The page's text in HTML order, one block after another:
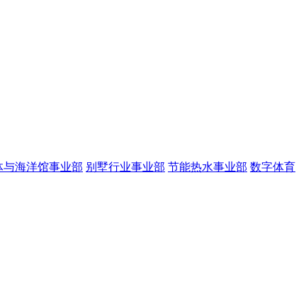
与海洋馆事业部 别墅行业事业部 节能热水事业部 数字体育